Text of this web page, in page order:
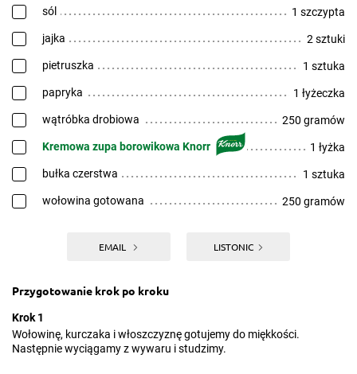
sól 1 szczypta
jajka 2 sztuki
pietruszka 1 sztuka
papryka 1 łyżeczka
wątróbka drobiowa 250 gramów
Kremowa zupa borowikowa Knorr 1 łyżka
bułka czerstwa 1 sztuka
wołowina gotowana 250 gramów
EMAIL LISTONIC
Przygotowanie krok po kroku
Krok 1
Wołowinę, kurczaka i włoszczyznę gotujemy do miękkości.
Następnie wyciągamy z wywaru i studzimy.